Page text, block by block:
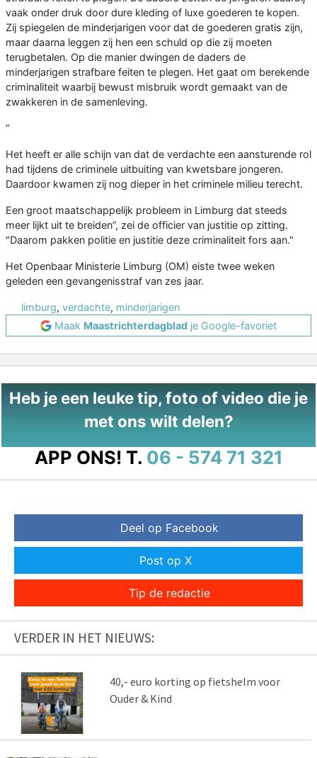
vaak onder druk door dure kleding of luxe goederen te kopen.
Zij spiegelen de minderjarigen voor dat de goederen gratis zijn,
maar daarna leggen zij hen een schuld op die zij moeten
terugbetalen. Op die manier dwingen de daders de
minderjarigen strafbare feiten te plegen. Het gaat om berekende
criminaliteit waarbij bewust misbruik wordt gemaakt van de
zwakkeren in de samenleving.
“
Het heeft er alle schijn van dat de verdachte een aansturende rol
had tijdens de criminele uitbuiting van kwetsbare jongeren.
Daardoor kwamen zij nog dieper in het criminele milieu terecht.
Een groot maatschappelijk probleem in Limburg dat steeds
meer lijkt uit te breiden”, zei de officier van justitie op zitting.
"Daarom pakken politie en justitie deze criminaliteit fors aan."
Het Openbaar Ministerie Limburg (OM) eiste twee weken
geleden een gevangenisstraf van zes jaar.
limburg, verdachte, minderjarigen
Maak Maastrichterdagblad je Google-favoriet
Heb je een leuke tip, foto of video die je
met ons wilt delen?
APP ONS! T. 06 - 574 71 321
Deel op Facebook
Post op X
Tip de redactie
VERDER IN HET NIEUWS:
40,- euro korting op fietshelm voor
Ouder & Kind